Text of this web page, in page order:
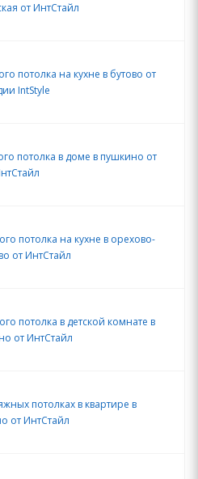
от ИнтСтайл
потолка на кухне в бутово от
IntStyle
потолка в доме в пушкино от
потолка на кухне в орехово-
от ИнтСтайл
потолка в детской комнате в
от ИнтСтайл
потолках в квартире в
от ИнтСтайл